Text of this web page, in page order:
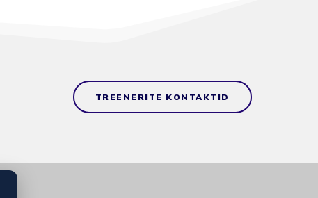
TREENERITE KONTAKTID